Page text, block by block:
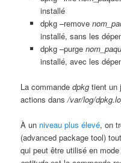
installé
dpkg –remove
installé, sans les
dpkg –purge
installé, avec les
La commandedpkg tient un
actions dans/var/log/
À un niveau plus élevé, on
(advanced package tool)
qui peut être utilisé en